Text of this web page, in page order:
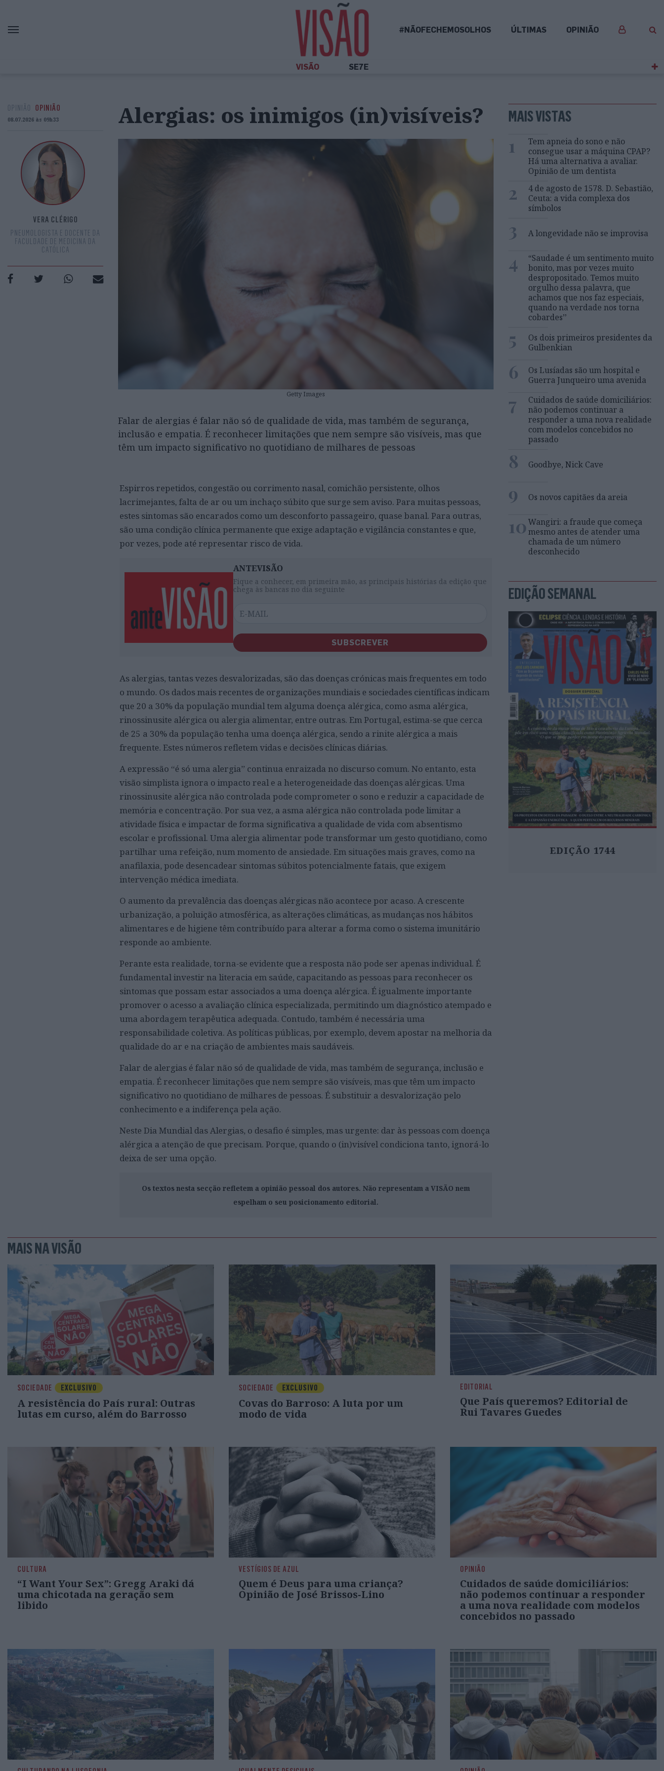
#NÃOFECHEMOSOLHOS ÚLTIMAS OPINIÃO
VISÃO SE7E
OPINIÃO OPINIÃO
08.07.2026 às 09h33
VERA CLÉRIGO
PNEUMOLOGISTA E DOCENTE DA
FACULDADE DE MEDICINA DA
CATÓLICA
Alergias: os inimigos (in)visíveis?
Getty Images
Falar de alergias é falar não só de qualidade de vida, mas também de segurança,
inclusão e empatia. É reconhecer limitações que nem sempre são visíveis, mas que
têm um impacto significativo no quotidiano de milhares de pessoas
Espirros repetidos, congestão ou corrimento nasal, comichão persistente, olhos
lacrimejantes, falta de ar ou um inchaço súbito que surge sem aviso. Para muitas pessoas,
estes sintomas são encarados como um desconforto passageiro, quase banal. Para outras,
são uma condição clínica permanente que exige adaptação e vigilância constantes e que,
por vezes, pode até representar risco de vida.
ANTEVISÃO
Fique a conhecer, em primeira mão, as principais histórias da edição que
chega às bancas no dia seguinte
SUBSCREVER
As alergias, tantas vezes desvalorizadas, são das doenças crónicas mais frequentes em todo
o mundo. Os dados mais recentes de organizações mundiais e sociedades científicas indicam
que 20 a 30% da população mundial tem alguma doença alérgica, como asma alérgica,
rinossinusite alérgica ou alergia alimentar, entre outras. Em Portugal, estima-se que cerca
de 25 a 30% da população tenha uma doença alérgica, sendo a rinite alérgica a mais
frequente. Estes números refletem vidas e decisões clínicas diárias.
A expressão “é só uma alergia” continua enraizada no discurso comum. No entanto, esta
visão simplista ignora o impacto real e a heterogeneidade das doenças alérgicas. Uma
rinossinusite alérgica não controlada pode comprometer o sono e reduzir a capacidade de
memória e concentração. Por sua vez, a asma alérgica não controlada pode limitar a
atividade física e impactar de forma significativa a qualidade de vida com absentismo
escolar e profissional. Uma alergia alimentar pode transformar um gesto quotidiano, como
partilhar uma refeição, num momento de ansiedade. Em situações mais graves, como na
anafilaxia, pode desencadear sintomas súbitos potencialmente fatais, que exigem
intervenção médica imediata.
O aumento da prevalência das doenças alérgicas não acontece por acaso. A crescente
urbanização, a poluição atmosférica, as alterações climáticas, as mudanças nos hábitos
alimentares e de higiene têm contribuído para alterar a forma como o sistema imunitário
responde ao ambiente.
Perante esta realidade, torna-se evidente que a resposta não pode ser apenas individual. É
fundamental investir na literacia em saúde, capacitando as pessoas para reconhecer os
sintomas que possam estar associados a uma doença alérgica. É igualmente importante
promover o acesso a avaliação clínica especializada, permitindo um diagnóstico atempado e
uma abordagem terapêutica adequada. Contudo, também é necessária uma
responsabilidade coletiva. As políticas públicas, por exemplo, devem apostar na melhoria da
qualidade do ar e na criação de ambientes mais saudáveis.
Falar de alergias é falar não só de qualidade de vida, mas também de segurança, inclusão e
empatia. É reconhecer limitações que nem sempre são visíveis, mas que têm um impacto
significativo no quotidiano de milhares de pessoas. É substituir a desvalorização pelo
conhecimento e a indiferença pela ação.
Neste Dia Mundial das Alergias, o desafio é simples, mas urgente: dar às pessoas com doença
alérgica a atenção de que precisam. Porque, quando o (in)visível condiciona tanto, ignorá-lo
deixa de ser uma opção.
Os textos nesta secção refletem a opinião pessoal dos autores. Não representam a VISÃO nem
espelham o seu posicionamento editorial.
MAIS VISTAS
1
Tem apneia do sono e não
consegue usar a máquina CPAP?
Há uma alternativa a avaliar.
Opinião de um dentista
2
4 de agosto de 1578. D. Sebastião,
Ceuta: a vida complexa dos
símbolos
3 A longevidade não se improvisa
4
“Saudade é um sentimento muito
bonito, mas por vezes muito
despropositado. Temos muito
orgulho dessa palavra, que
achamos que nos faz especiais,
quando na verdade nos torna
cobardes’’
5
Os dois primeiros presidentes da
Gulbenkian
6
Os Lusíadas são um hospital e
Guerra Junqueiro uma avenida
7
Cuidados de saúde domiciliários:
não podemos continuar a
responder a uma nova realidade
com modelos concebidos no
passado
8 Goodbye, Nick Cave
9 Os novos capitães da areia
10Wangiri: a fraude que começa
mesmo antes de atender uma
chamada de um número
desconhecido
EDIÇÃO SEMANAL
EDIÇÃO 1744
MAIS NA VISÃO
SOCIEDADE EXCLUSIVO
A resistência do País rural: Outras
lutas em curso, além do Barrosso
SOCIEDADE EXCLUSIVO
Covas do Barroso: A luta por um
modo de vida
EDITORIAL
Que País queremos? Editorial de
Rui Tavares Guedes
CULTURA
“I Want Your Sex”: Gregg Araki dá
uma chicotada na geração sem
libido
VESTÍGIOS DE AZUL
Quem é Deus para uma criança?
Opinião de José Brissos-Lino
OPINIÃO
Cuidados de saúde domiciliários:
não podemos continuar a responder
a uma nova realidade com modelos
concebidos no passado